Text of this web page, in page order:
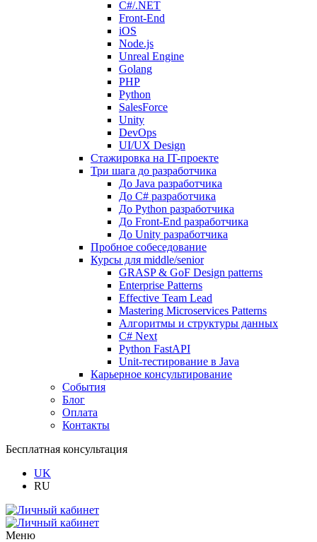
C#/.NET
Front-End
iOS
Node.js
Unreal Engine
Golang
PHP
Python
SalesForce
Unity
DevOps
UI/UX Design
Стажировка на IT-проекте
Три шага до разработчика
До Java разработчика
До C# разработчика
До Python разработчика
До Front-End разработчика
До Unity разработчика
Пробное собеседование
Курсы для middle/senior
GRASP & GoF Design patterns
Enterprise Patterns
Effective Team Lead
Mastering Microservices Patterns
Алгоритмы и структуры данных
C# Next
Python FastAPI
Unit-тестирование в Java
Карьерное консультирование
События
Блог
Оплата
Контакты
Бесплатная консультация
UK
RU
Меню